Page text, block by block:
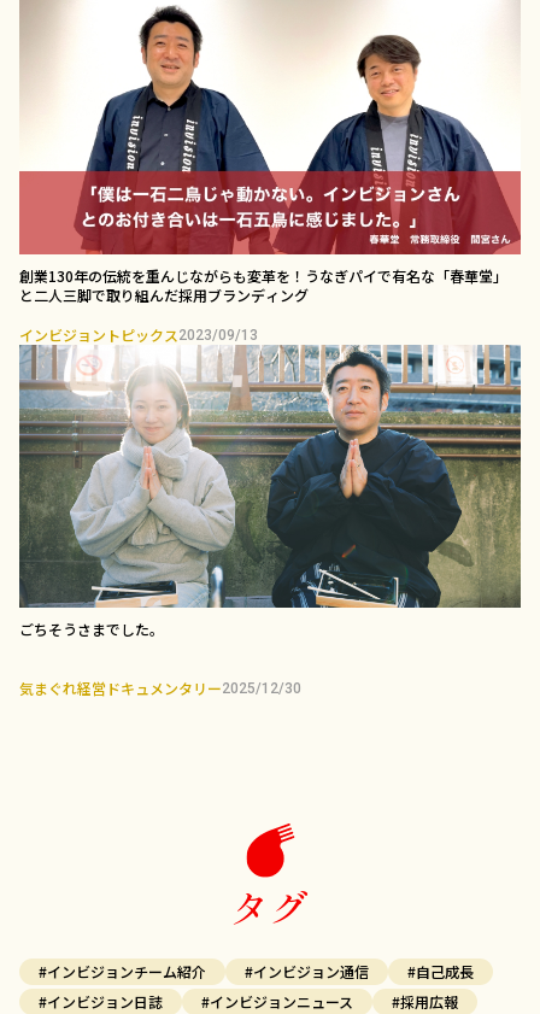
創業130年の伝統を重んじながらも変革を！うなぎパイで有名な「春華堂」
と二人三脚で取り組んだ採用ブランディング￼
インビジョントピックス 2023/09/13
ごちそうさまでした。
気まぐれ経営ドキュメンタリー2025/12/30
タグ
#インビジョンチーム紹介 #インビジョン通信
#自己成長
#インビジョン日誌
#インビジョンニュース
#採用広報